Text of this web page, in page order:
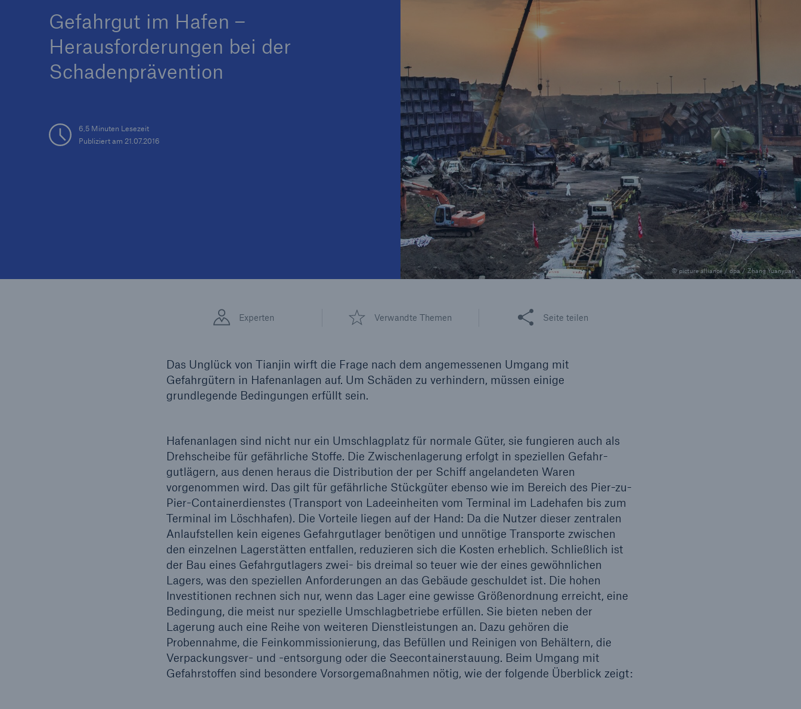
Gefahrgut im Hafen –
Herausforderungen bei der
Schadenprävention
6,5 Minuten Lesezeit
Publiziert am 21.07.2016
© picture alliance / dpa / Zhang Yuanyuan
Experten Verwandte Themen
Diese Seite teilen
Seite teilen
Das Unglück von Tianjin wirft die Frage nach dem angemessenen Umgang mit
Gefahrgütern in Hafenanlagen auf. Um Schäden zu verhindern, müssen einige
grundlegende Bedingungen erfüllt sein.
Hafenanlagen sind nicht nur ein Umschlagplatz für normale Güter, sie fungieren auch als
Drehscheibe für gefährliche Stoffe. Die Zwischenlagerung erfolgt in speziellen Gefahr-
gutlägern, aus denen heraus die Distribution der per Schiff angelandeten Waren
vorgenommen wird. Das gilt für gefährliche Stückgüter ebenso wie im Bereich des Pier-zu-
Pier-Containerdienstes (Transport von Ladeeinheiten vom Terminal im Ladehafen bis zum
Terminal im Löschhafen). Die Vorteile liegen auf der Hand: Da die Nutzer dieser zentralen
Anlaufstellen kein eigenes Gefahrgutlager benötigen und unnötige Transporte zwischen
den einzelnen Lagerstätten entfallen, reduzieren sich die Kosten erheblich. Schließlich ist
der Bau eines Gefahrgutlagers zwei- bis dreimal so teuer wie der eines gewöhnlichen
Lagers, was den speziellen Anforderungen an das Gebäude geschuldet ist. Die hohen
Investitionen rechnen sich nur, wenn das Lager eine gewisse Größenordnung erreicht, eine
Bedingung, die meist nur spezielle Umschlagbetriebe erfüllen. Sie bieten neben der
Lagerung auch eine Reihe von weiteren Dienstleistungen an. Dazu gehören die
Probennahme, die Feinkommissionierung, das Befüllen und Reinigen von Behältern, die
Verpackungsver- und -entsorgung oder die Seecontainerstauung. Beim Umgang mit
Gefahrstoffen sind besondere Vorsorgemaßnahmen nötig, wie der folgende Überblick zeigt:
Tech Trend Radar 2026
Reinsurance Property/Casualty
Marine Trend Radar 2025
Anteil der nicht versicherten
Schäden aus
Naturkatastrophen seit 1980
beträgt
71.8%
CLARA reduziert die
der BU-Versicherung bis zu
50 %
Cyber
Geschätzte globale
wirtschaftliche Kosten der
Internetkriminalität
600 bn
Rückversicherung Leben/Gesundheit
MIRA Digital Suite